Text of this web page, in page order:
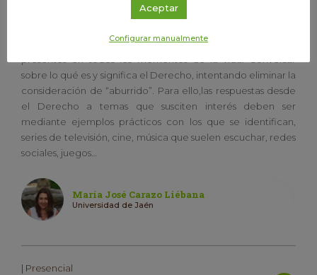
Las normas jurídicas son el reflejo de la sociedad y están
sobre lo qué es y significa el Derecho, intentando eliminar la
consideración de “aburrido”. Para ello,las respuestas desde
el Derecho a temas que susciten interés deben ser
mediante ejemplos prácticos con los que se identifican,
series de televisión, cine, música que suelen escuchar, redes
sociales, juegos…
María José Carazo Liébana
Universidad de Jaén
| Presencial
Aceptar
Configurar manualmente